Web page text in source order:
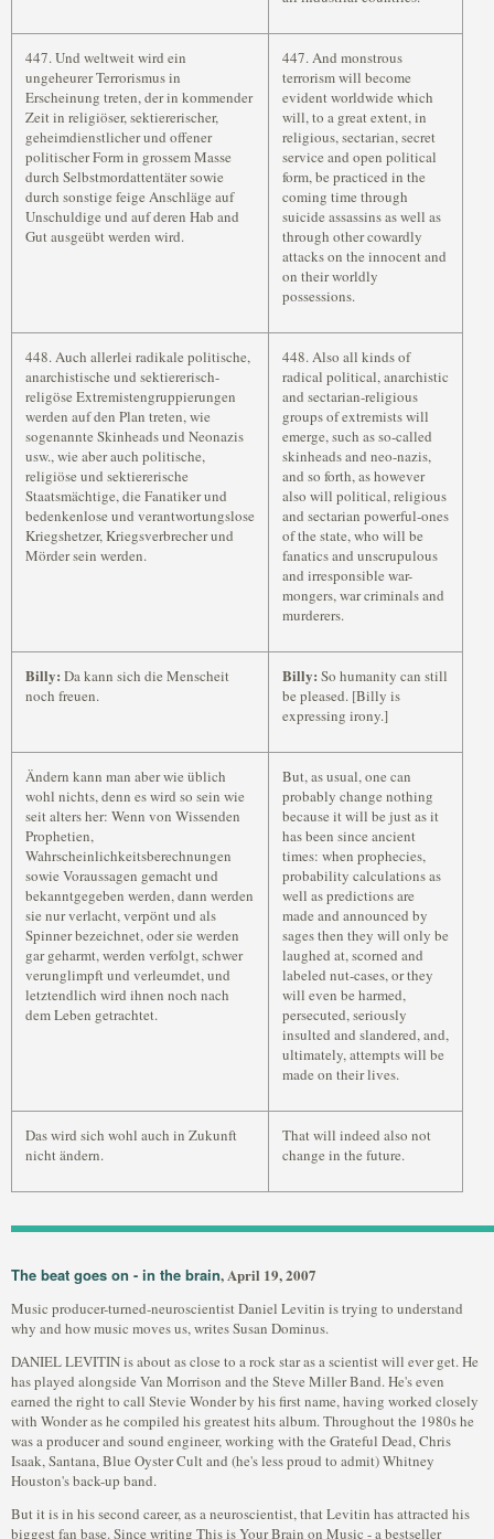
447. Und weltweit wird ein
ungeheurer Terrorismus in
Erscheinung treten, der in kommender
Zeit in religiöser, sektiererischer,
geheimdienstlicher und offener
politischer Form in grossem Masse
durch Selbstmordattentäter sowie
durch sonstige feige Anschläge auf
Unschuldige und auf deren Hab and
Gut ausgeübt werden wird.
447. And monstrous
terrorism will become
evident worldwide which
will, to a great extent, in
religious, sectarian, secret
service and open political
form, be practiced in the
coming time through
suicide assassins as well as
through other cowardly
attacks on the innocent and
on their worldly
possessions.
448. Auch allerlei radikale politische,
anarchistische und sektiererisch-
religöse Extremistengruppierungen
werden auf den Plan treten, wie
sogenannte Skinheads und Neonazis
usw., wie aber auch politische,
religiöse und sektiererische
Staatsmächtige, die Fanatiker und
bedenkenlose und verantwortungslose
Kriegshetzer, Kriegsverbrecher und
Mörder sein werden.
448. Also all kinds of
radical political, anarchistic
and sectarian-religious
groups of extremists will
emerge, such as so-called
skinheads and neo-nazis,
and so forth, as however
also will political, religious
and sectarian powerful-ones
of the state, who will be
fanatics and unscrupulous
and irresponsible war-
mongers, war criminals and
murderers.
Billy: Da kann sich die Menscheit
noch freuen.
Billy: So humanity can still
be pleased. [Billy is
expressing irony.]
Ändern kann man aber wie üblich
wohl nichts, denn es wird so sein wie
seit alters her: Wenn von Wissenden
Prophetien,
Wahrscheinlichkeitsberechnungen
sowie Voraussagen gemacht und
bekanntgegeben werden, dann werden
sie nur verlacht, verpönt und als
Spinner bezeichnet, oder sie werden
gar geharmt, werden verfolgt, schwer
verunglimpft und verleumdet, und
letztendlich wird ihnen noch nach
dem Leben getrachtet.
But, as usual, one can
probably change nothing
because it will be just as it
has been since ancient
times: when prophecies,
probability calculations as
well as predictions are
made and announced by
sages then they will only be
laughed at, scorned and
labeled nut-cases, or they
will even be harmed,
persecuted, seriously
insulted and slandered, and,
ultimately, attempts will be
made on their lives.
Das wird sich wohl auch in Zukunft
nicht ändern.
That will indeed also not
change in the future.
The beat goes on - in the brain, April 19, 2007
Music producer-turned-neuroscientist Daniel Levitin is trying to understand
why and how music moves us, writes Susan Dominus.
DANIEL LEVITIN is about as close to a rock star as a scientist will ever get. He
has played alongside Van Morrison and the Steve Miller Band. He's even
earned the right to call Stevie Wonder by his first name, having worked closely
with Wonder as he compiled his greatest hits album. Throughout the 1980s he
was a producer and sound engineer, working with the Grateful Dead, Chris
Isaak, Santana, Blue Oyster Cult and (he's less proud to admit) Whitney
Houston's back-up band.
But it is in his second career, as a neuroscientist, that Levitin has attracted his
biggest fan base. Since writing This is Your Brain on Music - a bestseller